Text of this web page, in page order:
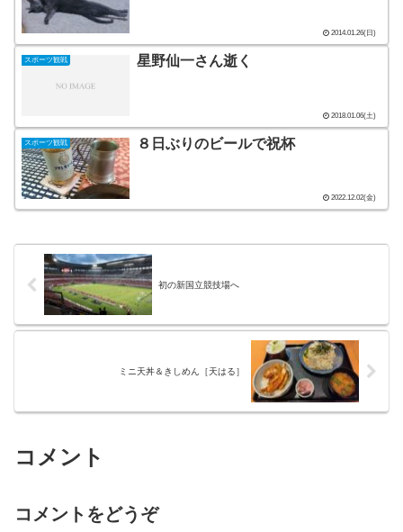
2014.01.26(日)
スポーツ観戦 星野仙一さん逝く
2018.01.06(土)
スポーツ観戦 ８日ぶりのビールで祝杯
2022.12.02(金)
初の新国立競技場へ
ミニ天丼＆きしめん［天はる］
コメント
コメントをどうぞ